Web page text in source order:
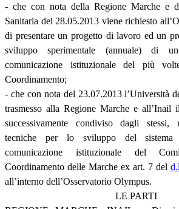
- che con nota della Regione Marche e
Sanitaria del 28.05.2013 viene richiesto
di presentare un progetto di lavoro ed un
sviluppo sperimentale (annuale) di
comunicazione istituzionale del più
Coordinamento;
- che con nota del 23.07.2013 l’Università
trasmesso alla Regione Marche e all’Inail
successivamente condiviso dagli
tecniche per lo sviluppo del
comunicazione istituzionale del
Coordinamento delle Marche ex art. 7 del
all’interno dell’Osservatorio Olympus.
LE PARTI